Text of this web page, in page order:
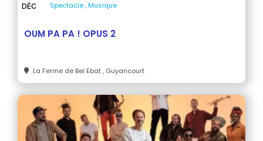
DÉC
Spectacle Musique
OUM PA PA ! OPUS 2
La Ferme de Bel Ebat , Guyancourt